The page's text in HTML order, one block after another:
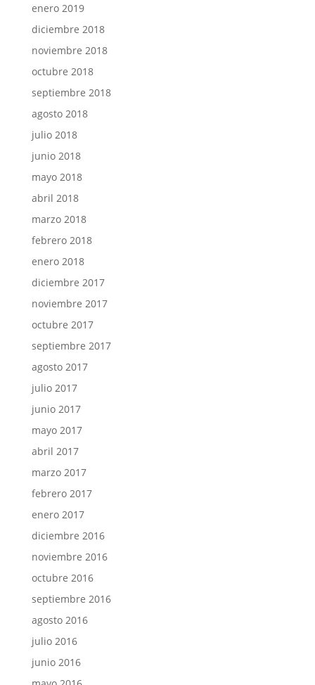
enero 2019
diciembre 2018
noviembre 2018
octubre 2018
septiembre 2018
agosto 2018
julio 2018
junio 2018
mayo 2018
abril 2018
marzo 2018
febrero 2018
enero 2018
diciembre 2017
noviembre 2017
octubre 2017
septiembre 2017
agosto 2017
julio 2017
junio 2017
mayo 2017
abril 2017
marzo 2017
febrero 2017
enero 2017
diciembre 2016
noviembre 2016
octubre 2016
septiembre 2016
agosto 2016
julio 2016
junio 2016